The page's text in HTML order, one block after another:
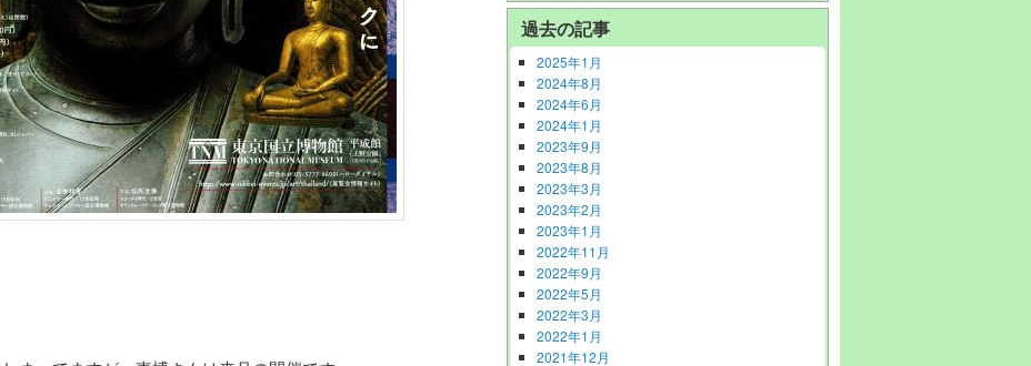
過去の記事
2025年1月
2024年8月
2024年6月
2024年1月
2023年9月
2023年8月
2023年3月
2023年2月
2023年1月
2022年11月
2022年9月
2022年5月
2022年3月
2022年1月
2021年12月